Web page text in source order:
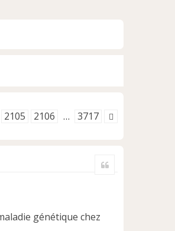
2105 2106 … 3717
génétique chez